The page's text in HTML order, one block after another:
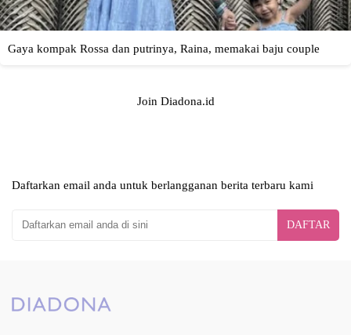
Join Diadona.id
Daftarkan email anda untuk berlangganan berita terbaru kami
DAFTAR